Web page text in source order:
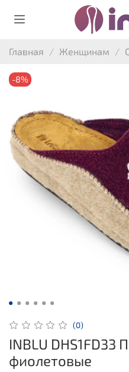
Главная Женщинам
-8%
(0)
INBLU DHS1FD33
фиолетовые